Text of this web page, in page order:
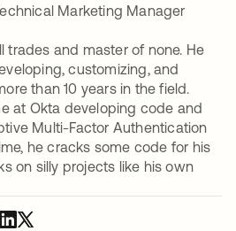
Marketing Manager
trades and master of none. He
customizing, and
than 10 years in the field.
at Okta developing code and
Multi-Factor Authentication
he cracks some code for his
on silly projects like his own